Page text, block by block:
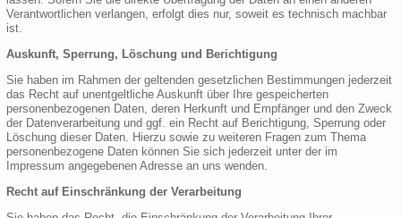
Verantwortlichen verlangen, erfolgt dies nur, soweit es technisch machbar
ist.
Auskunft, Sperrung, Löschung und Berichtigung
Sie haben im Rahmen der geltenden gesetzlichen Bestimmungen jederzeit
das Recht auf unentgeltliche Auskunft über Ihre gespeicherten
personenbezogenen Daten, deren Herkunft und Empfänger und den Zweck
der Datenverarbeitung und ggf. ein Recht auf Berichtigung, Sperrung oder
Löschung dieser Daten. Hierzu sowie zu weiteren Fragen zum Thema
personenbezogene Daten können Sie sich jederzeit unter der im
Impressum angegebenen Adresse an uns wenden.
Recht auf Einschränkung der Verarbeitung